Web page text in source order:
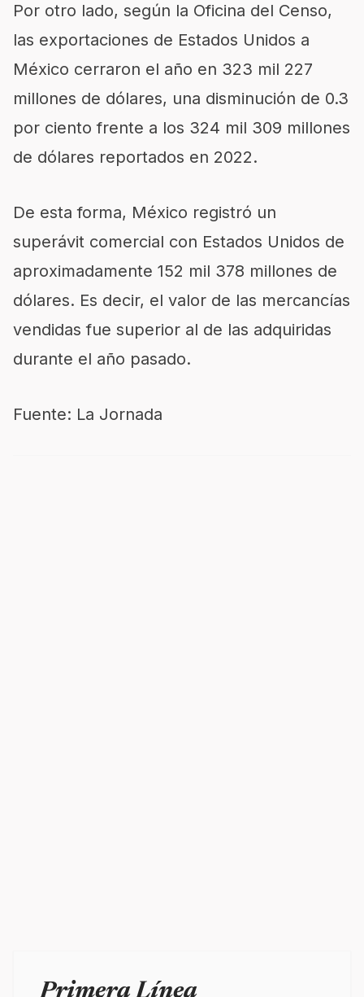
Por otro lado, según la Oficina del Censo,
las exportaciones de Estados Unidos a
México cerraron el año en 323 mil 227
millones de dólares, una disminución de 0.3
por ciento frente a los 324 mil 309 millones
de dólares reportados en 2022.
De esta forma, México registró un
superávit comercial con Estados Unidos de
aproximadamente 152 mil 378 millones de
dólares. Es decir, el valor de las mercancías
vendidas fue superior al de las adquiridas
durante el año pasado.
Fuente: La Jornada